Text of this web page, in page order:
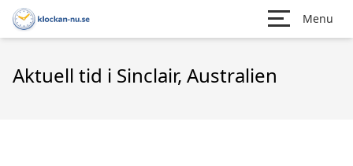
Menu
Aktuell tid i Sinclair, Australien